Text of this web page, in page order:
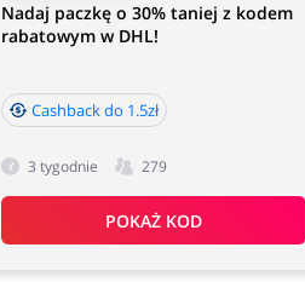
Nadaj paczkę o 30% taniej z kodem
rabatowym w DHL!
Cashback do 1.5zł
3 tygodnie 279
POKAŻ KOD